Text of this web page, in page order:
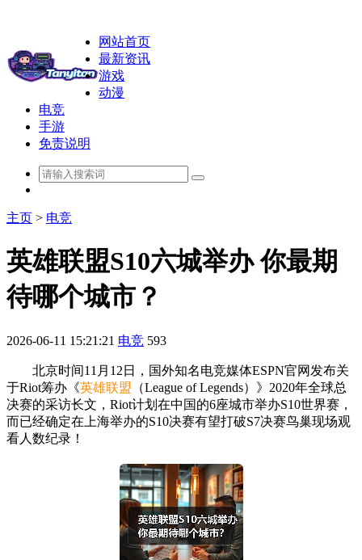
网站首页
最新资讯
游戏
动漫
电竞
手游
免责说明
主页 > 电竞
英雄联盟S10六城举办 你最期
待哪个城市？
2026-06-11 15:21:21 电竞 593
北京时间11月12日，国外知名电竞媒体ESPN官网发布关
于Riot筹办《英雄联盟 （League of Legends）》2020年全球总
决赛的采访长文，Riot计划在中国的6座城市举办S10世界赛，
而已经确定在上海举办的S10决赛有望打破S7决赛鸟巢现场观
看人数纪录！